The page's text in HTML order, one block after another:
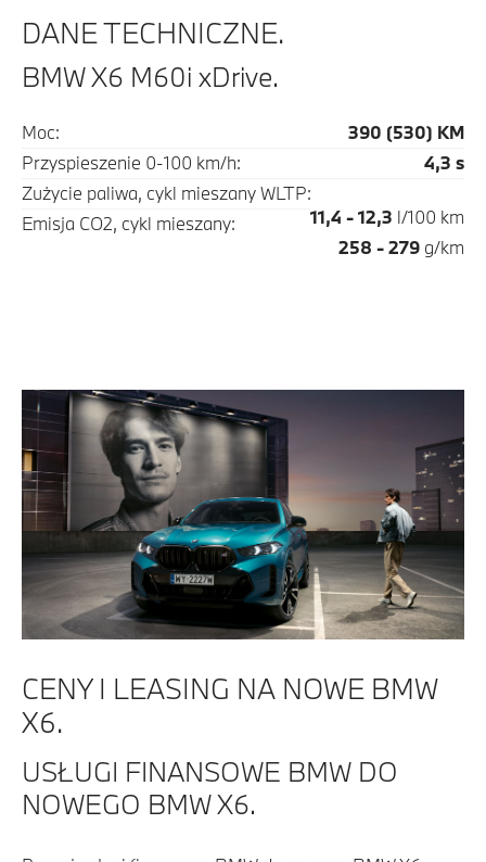
DANE TECHNICZNE.
BMW X6 M60i xDrive.
Moc:
390 (530) KM
Przyspieszenie 0-100 km/h:
4,3 s
Zużycie paliwa, cykl mieszany WLTP:
11,4 - 12,3 l/100 km
Emisja CO2, cykl mieszany:
258 - 279 g/km
CENY I LEASING NA NOWE BMW
X6.
USŁUGI FINANSOWE BMW DO
NOWEGO BMW X6.